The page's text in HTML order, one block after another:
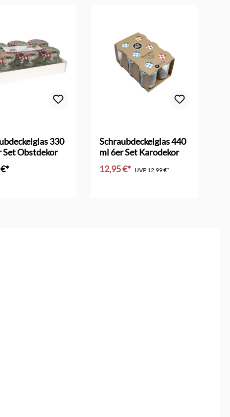
330
Set Obstdekor
Schraubdeckelglas 440
ml 6er Set Karodekor
12,95 €* UVP 12,99 €*